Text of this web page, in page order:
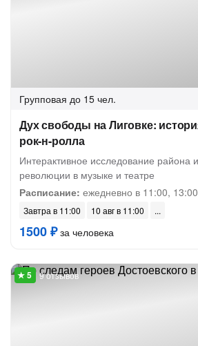
Групповая до 15 чел.
Дух свободы на Лиговке:
рок-н-ролла
Интерактивное исследование района
революции в музыке и театре
Расписание: ежедневно в 11:00,
Завтра в 11:00 10 авг в 11:00
1500 ₽за человека
9 отзывов